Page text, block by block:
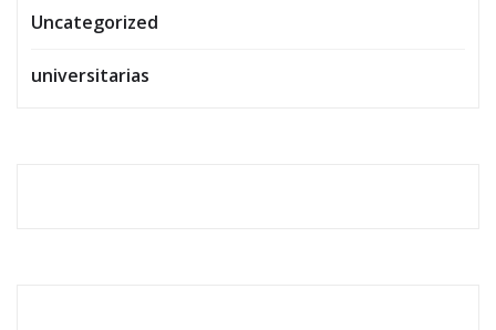
Uncategorized
universitarias